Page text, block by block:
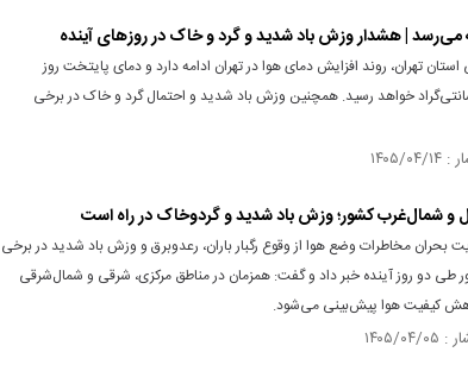
تهران، روند افزایش دمای هوا در تهران ادامه دارد و دمای پایتخت روز
تیر ۱۴۰۵ به ۴۰ درجه سانتی‌گراد خواهد رسید. همچنین وزش باد شدید و احتمال گرد و خاک در برخی
و شمال‌غرب کشور؛ وزش باد شدید و گردوخاک در راه است
بحران مخاطرات وضع هوا از وقوع رگبار باران، رعدوبرق و وزش باد شدید در برخی
دو روز آینده خبر داد و گفت: همزمان در مناطق مرکزی، شرقی و شمال‌شرقی
کیفیت هوا پیش‌بینی می‌شود.